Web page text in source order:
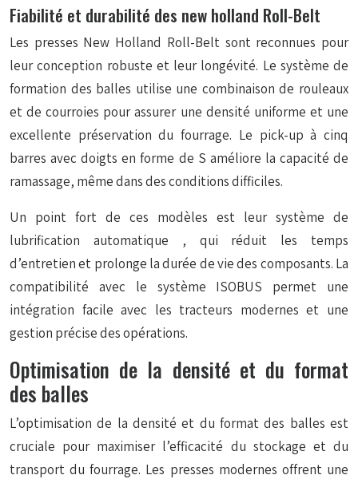
Fiabilité et durabilité des new holland Roll-Belt
Les presses New Holland Roll-Belt sont reconnues pour
leur conception robuste et leur longévité. Le système de
formation des balles utilise une combinaison de rouleaux
et de courroies pour assurer une densité uniforme et une
excellente préservation du fourrage. Le pick-up à cinq
barres avec doigts en forme de S améliore la capacité de
ramassage, même dans des conditions difficiles.
Un point fort de ces modèles est leur système de
lubrification automatique
, qui réduit les temps
d’entretien et prolonge la durée de vie des composants. La
compatibilité avec le système ISOBUS permet une
intégration facile avec les tracteurs modernes et une
gestion précise des opérations.
Optimisation de la densité et du format
des balles
L’optimisation de la densité et du format des balles est
cruciale pour maximiser l’efficacité du stockage et du
transport du fourrage. Les presses modernes offrent une